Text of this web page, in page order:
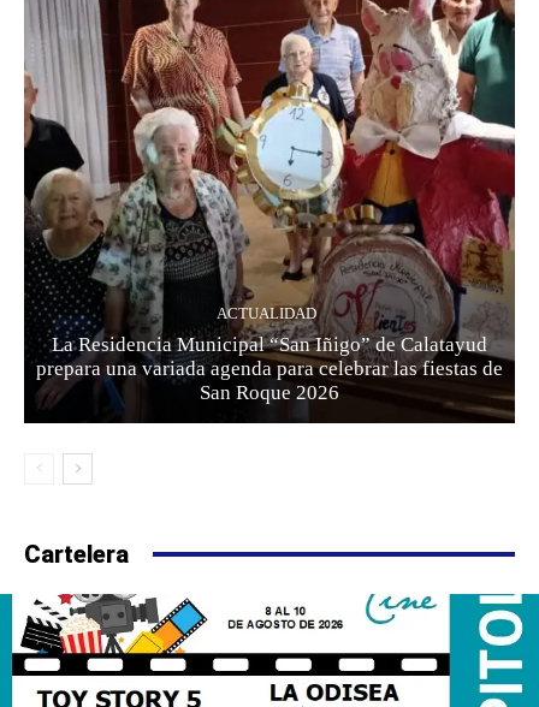
ACTUALIDAD
La Residencia Municipal “San Iñigo” de Calatayud
prepara una variada agenda para celebrar las fiestas de
San Roque 2026
Cartelera